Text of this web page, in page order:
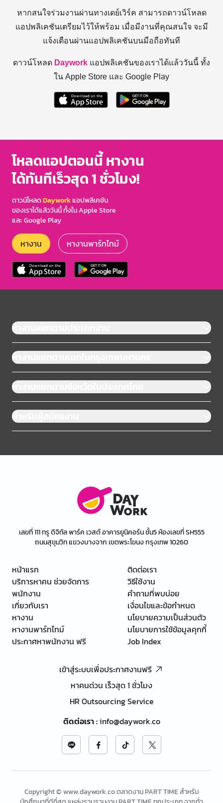
หากสนใจร่วมงานผ่านทางเดย์เวิร์ค สามารถดาวน์โหลด
แอปพลิเคชันเตรียมไว้ให้พร้อม เมื่อมีงานที่คุณสนใจ จะมี
แจ้งเตือนผ่านแอปพลิเคชันบนมือถือทันที
ดาวน์โหลด Daywork แอปพลิเคชันของเราได้แล้ววันนี้ ทั้ง
ใน Apple Store และ Google Play
โหลดแอปตอนนี้ หางาน
ได้ทันทีเร็วสุด 1 ชั่วโมง!
ดาวน์โหลดDayworkแอปพลิเคชัน
ของเราได้แล้ววันนี้ ทั้งใน Apple Store
และ Google Play
หางาน หางานพาร์ทไทม์
หางานแยกตามประเภทงาน
หางานแยกตามเขตในกรุงเทพมหานคร
หางานแยกตามจังหวัดในประเทศไทย
สำหรับผู้สมัครงาน
เลขที่ 111 ทรู ดิจิทัล พาร์ค เวสต์ อาคารยูนิคอร์น ชั้น5 ห้องเลขที่ SH555
ถนนสุขุมวิท แขวงบางจาก เขตพระโขนง กรุงเทพ 10260
หน้าแรก
บริการหาคน ช่วยจัดการ
พนักงาน
เกี่ยวกับเรา
หางาน
หางานพาร์ทไทม์
ประกาศหาพนักงาน ฟรี
ติดต่อเรา
วิธีใช้งาน
คำถามที่พบบ่อย
เงื่อนไขและข้อกำหนด
นโยบายความเป็นส่วนตัว
นโยบายการใช้ข้อมูลคุกกี้
Job Index
เข้าสู่ระบบเพื่อประกาศงานฟรี
หาคนด่วน เร็วสุด 1 ชั่วโมง
HR Outsourcing Service
ติดต่อเรา:info@daywork.co
Copyright © www.daywork.co ตลาดงาน PART TIME สำหรับ